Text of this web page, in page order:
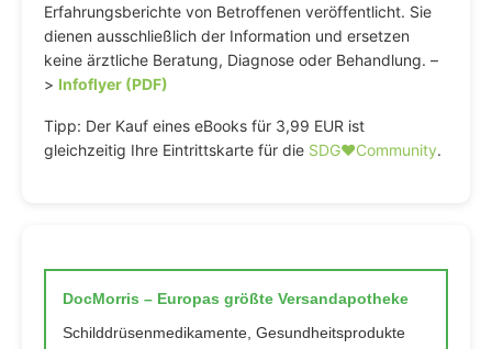
Erfahrungsberichte von Betroffenen veröffentlicht. Sie
dienen ausschließlich der Information und ersetzen
keine ärztliche Beratung, Diagnose oder Behandlung. –
> Infoflyer (PDF)
Tipp: Der Kauf eines eBooks für 3,99 EUR ist
gleichzeitig Ihre Eintrittskarte für die SDG♥️Community.
DocMorris – Europas größte Versandapotheke
Schilddrüsenmedikamente, Gesundheitsprodukte